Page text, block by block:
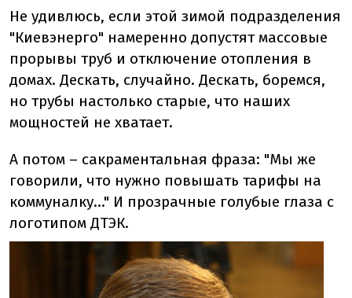
Не удивлюсь, если этой зимой подразделения
"Киевэнерго" намеренно допустят массовые
прорывы труб и отключение отопления в
домах. Дескать, случайно. Дескать, боремся,
но трубы настолько старые, что наших
мощностей не хватает.
А потом – сакраментальная фраза: "Мы же
говорили, что нужно повышать тарифы на
коммуналку…" И прозрачные голубые глаза с
логотипом ДТЭК.